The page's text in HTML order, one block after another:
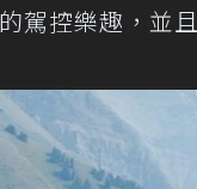
駕控樂趣，並